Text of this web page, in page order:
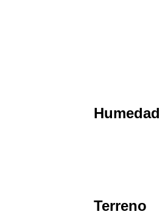
Humedad
Terreno